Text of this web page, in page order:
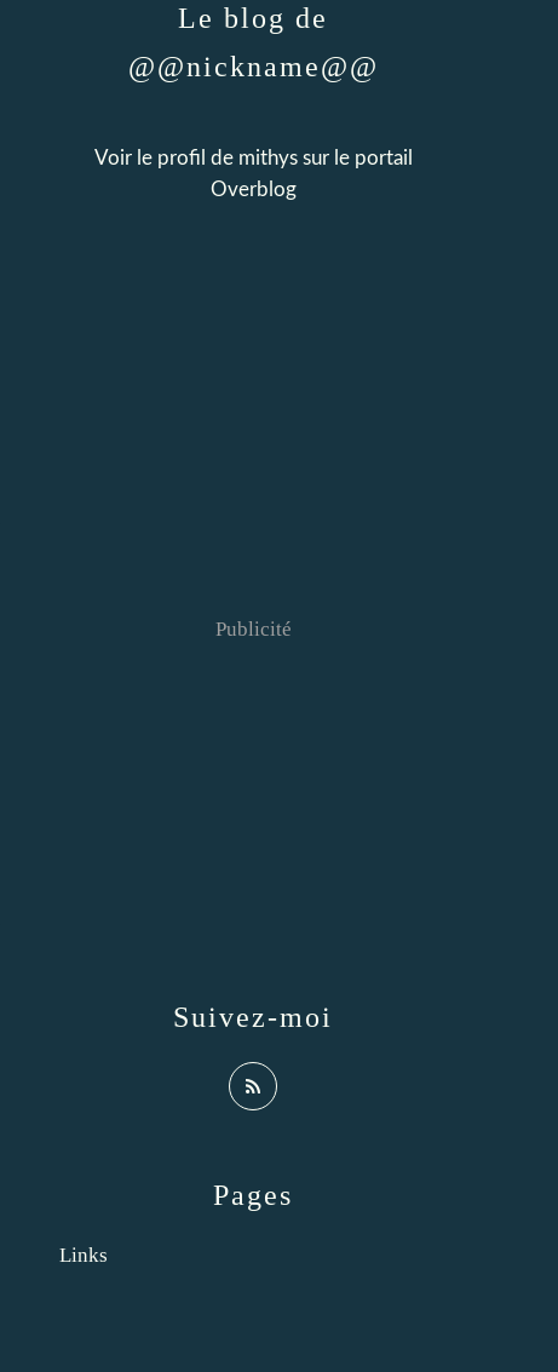
Pages
Links
Le blog de
@@nickname@@
Voir le profil de mithyssur le portail
Overblog
Suivez-moi
Publicité